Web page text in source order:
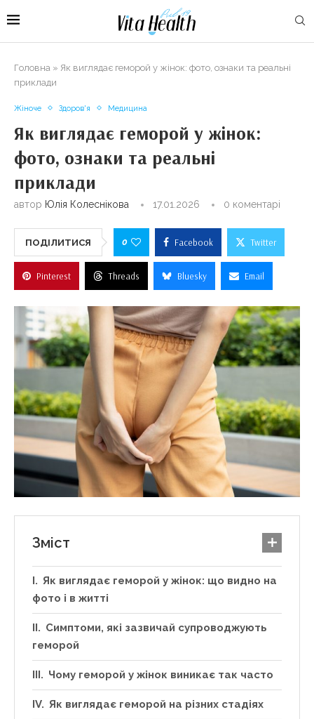
Головна » Як виглядає геморой у жінок: фото, ознаки та реальні
приклади
Жіноче Здоров'я Медицина
Як виглядає геморой у жінок:
фото, ознаки та реальні
приклади
автор Юлія Колеснікова 17.01.2026 0 коментарі
ПОДІЛИТИСЯ 0 Facebook Twitter
Pinterest Threads Bluesky Email
Зміст
Як виглядає геморой у жінок: що видно на
фото і в житті
Симптоми, які зазвичай супроводжують
геморой
Чому геморой у жінок виникає так часто
Як виглядає геморой на різних стадіях